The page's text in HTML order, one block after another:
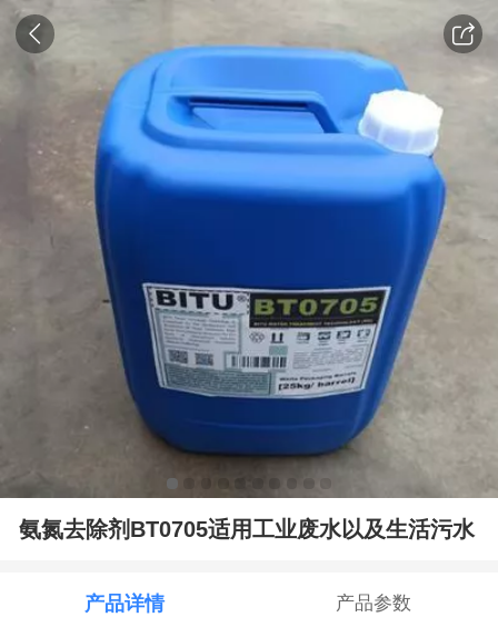
氨氮去除剂BT0705适用工业废水以及生活污水
产品详情 产品参数